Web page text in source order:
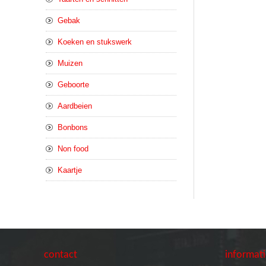
Gebak
Koeken en stukswerk
Muizen
Geboorte
Aardbeien
Bonbons
Non food
Kaartje
contact